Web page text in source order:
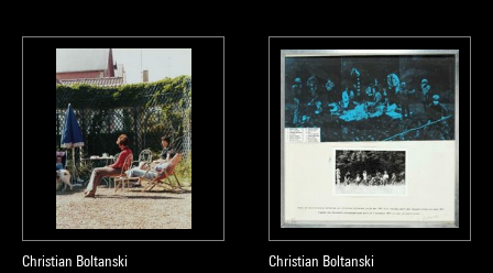
Christian Boltanski
Christian Boltanski